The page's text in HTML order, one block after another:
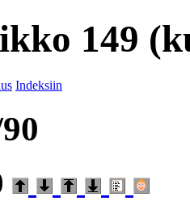
149
Indeksiin